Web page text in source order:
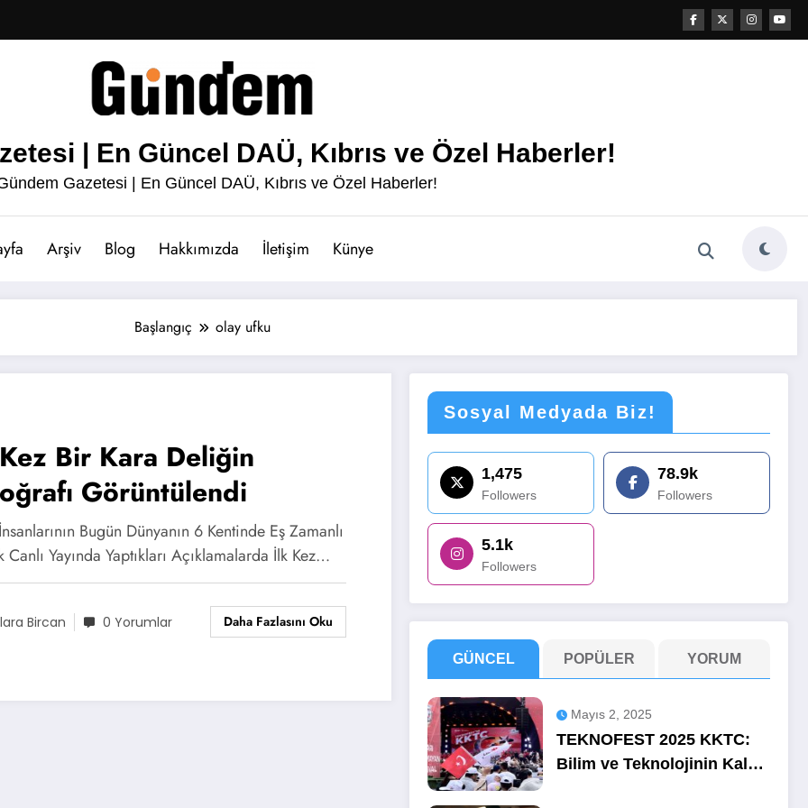
| En Güncel DAÜ, Kıbrıs ve Özel Haberler!
Gazetesi | En Güncel DAÜ, Kıbrıs ve Özel Haberler!
Arşiv Blog Hakkımızda İletişim Künye
Başlangıç olay ufku
Bir Kara Deliğin
Görüntülendi
Bugün Dünyanın 6 Kentinde Eş Zamanlı
Canlı Yayında Yaptıkları Açıklamalarda İlk Kez…
Bircan 0 Yorumlar Daha Fazlasını Oku
Sosyal Medyada Biz!
1,475
Followers
78.9k
Followers
5.1k
Followers
GÜNCEL POPÜLER YORUM
Mayıs 2, 2025
TEKNOFEST 2025 KKTC:
Bilim ve Teknolojinin Kalbi